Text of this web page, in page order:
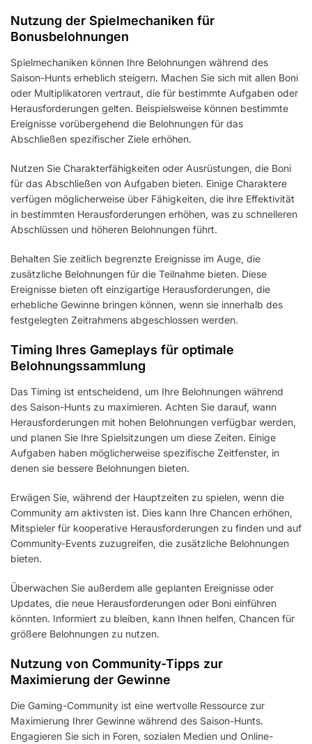
Nutzung der Spielmechaniken für
Bonusbelohnungen
Spielmechaniken können Ihre Belohnungen während des
Saison-Hunts erheblich steigern. Machen Sie sich mit allen Boni
oder Multiplikatoren vertraut, die für bestimmte Aufgaben oder
Herausforderungen gelten. Beispielsweise können bestimmte
Ereignisse vorübergehend die Belohnungen für das
Abschließen spezifischer Ziele erhöhen.
Nutzen Sie Charakterfähigkeiten oder Ausrüstungen, die Boni
für das Abschließen von Aufgaben bieten. Einige Charaktere
verfügen möglicherweise über Fähigkeiten, die ihre Effektivität
in bestimmten Herausforderungen erhöhen, was zu schnelleren
Abschlüssen und höheren Belohnungen führt.
Behalten Sie zeitlich begrenzte Ereignisse im Auge, die
zusätzliche Belohnungen für die Teilnahme bieten. Diese
Ereignisse bieten oft einzigartige Herausforderungen, die
erhebliche Gewinne bringen können, wenn sie innerhalb des
festgelegten Zeitrahmens abgeschlossen werden.
Timing Ihres Gameplays für optimale
Belohnungssammlung
Das Timing ist entscheidend, um Ihre Belohnungen während
des Saison-Hunts zu maximieren. Achten Sie darauf, wann
Herausforderungen mit hohen Belohnungen verfügbar werden,
und planen Sie Ihre Spielsitzungen um diese Zeiten. Einige
Aufgaben haben möglicherweise spezifische Zeitfenster, in
denen sie bessere Belohnungen bieten.
Erwägen Sie, während der Hauptzeiten zu spielen, wenn die
Community am aktivsten ist. Dies kann Ihre Chancen erhöhen,
Mitspieler für kooperative Herausforderungen zu finden und auf
Community-Events zuzugreifen, die zusätzliche Belohnungen
bieten.
Überwachen Sie außerdem alle geplanten Ereignisse oder
Updates, die neue Herausforderungen oder Boni einführen
könnten. Informiert zu bleiben, kann Ihnen helfen, Chancen für
größere Belohnungen zu nutzen.
Nutzung von Community-Tipps zur
Maximierung der Gewinne
Die Gaming-Community ist eine wertvolle Ressource zur
Maximierung Ihrer Gewinne während des Saison-Hunts.
Engagieren Sie sich in Foren, sozialen Medien und Online-